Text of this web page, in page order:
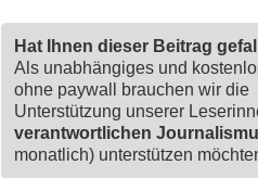
Hat Ihnen dieser Beitrag
Als unabhängiges und
ohne paywall brauchen wir die
Unterstützung unserer
verantwortlichen
monatlich) unterstützen